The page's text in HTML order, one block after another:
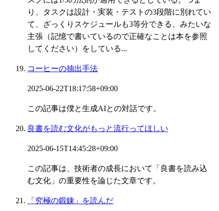
り、タスクは設計・実装・テストの3段階に別れてい
て、ざっくりスケジュールも3等分できる、みたいな
主張（記憶で書いているので正確なことは本を参照
してください）をしている...
コーヒーの抽出手法
2025-06-22T18:17:58+09:00
この記事は僕と生成AIとの対話です。
良書を読む文化がもっと流行ってほしい
2025-06-15T14:45:28+09:00
この記事は、技術者の成長において「良書を読み込
む文化」の重要性を論じた文章です。
「究極の鍛錬」を読んだ